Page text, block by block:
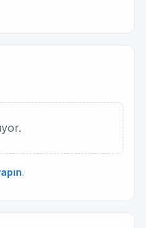
.